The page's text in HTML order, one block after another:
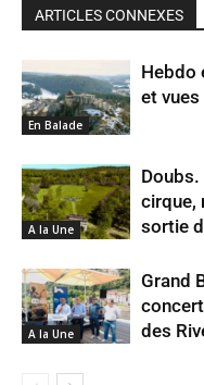
ARTICLES CONNEXES
En Balade
Hebdo
et
A la Une
Doubs.
cirque,
sortie
A la Une
Grand
des